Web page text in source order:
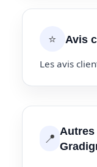
⭐ Avis
Les avis
📍